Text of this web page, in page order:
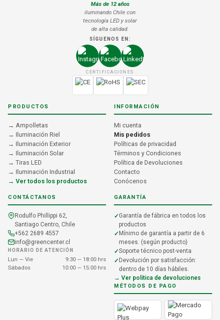
Más de 12 años
iluminando Chile con
tecnología LED y solar
de alta calidad.
SÍGUENOS EN:
CERTIFICACIONES
PRODUCTOS
→ Ampolletas
→ Iluminación Riel
→ Iluminación Exterior
→ Iluminación Solar
→ Tiras LED
→ Iluminación Industrial
→ Ver todos los productos
INFORMACIÓN
Mi cuenta
Mis pedidos
Políticas de privacidad
Términos y Condiciones
Política de Devoluciones
Contacto
Conócenos
CONTÁCTANOS
Rodulfo Phillippi 62,
Santiago Centro, Chile
+562 2689 4557
info@greencenter.cl
HORARIO DE ATENCIÓN
Lun — Vie
9:30 — 18:00 hrs
Sábados
10:00 — 15:00 hrs
GARANTÍA
Garantía de fábrica en todos los
productos
Mínimo de garantía a partir de 6
meses. (según producto)
Soporte técnico post-venta
Devolución por satisfacción:
dentro de 10 días hábiles.
→ Ver política de devoluciones
MÉTODOS DE PAGO